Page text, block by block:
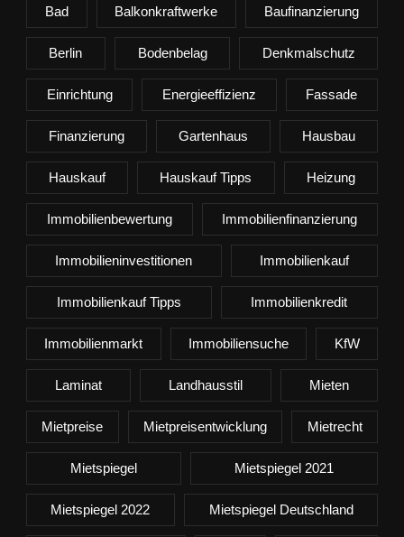
Bad Balkonkraftwerke Baufinanzierung
Berlin Bodenbelag Denkmalschutz
Einrichtung Energieeffizienz Fassade
Finanzierung Gartenhaus Hausbau
Hauskauf Hauskauf Tipps Heizung
Immobilienbewertung Immobilienfinanzierung
Immobilieninvestitionen Immobilienkauf
Immobilienkauf Tipps Immobilienkredit
Immobilienmarkt Immobiliensuche KfW
Laminat Landhausstil Mieten
Mietpreise Mietpreisentwicklung Mietrecht
Mietspiegel Mietspiegel 2021
Mietspiegel 2022 Mietspiegel Deutschland